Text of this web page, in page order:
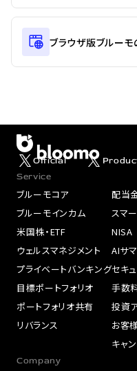
ブラウザ版ブルーモ
Official
Service
ブルーモコア
ブルーモインカム
米国株・ETF
ウェルスマネジメント
プライベートバンキング
目標ポートフォリオ
ポートフォリオ共有
リバランス
配当
スマ
NISA
AIサ
セキ
手数
投資
お客
キャ
Company